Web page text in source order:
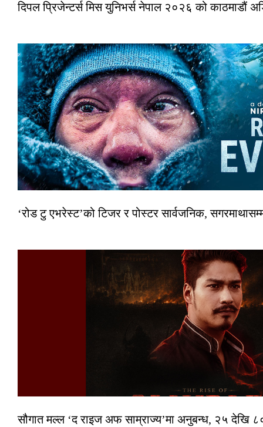
दिपल प्रिजेन्टर्स मिस युनिभर्स नेपाल २०२६ को काठमाडौं
‘रोड टु एभरेस्ट’को टिजर र पोस्टर सार्वजनिक,
सौगात मल्ल ‘द राइज अफ साम्राज्य’मा अनुबन्ध, २५ देखि